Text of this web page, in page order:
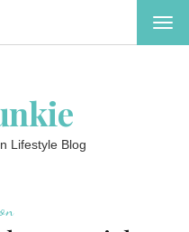
Lifestyle Blog